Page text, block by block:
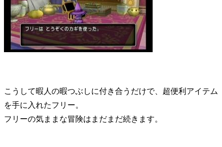
こうして暇人の暇つぶしに付き合うだけで、超便利アイテム
を手に入れたフリー。
フリーの気ままな冒険はまだまだ続きます。